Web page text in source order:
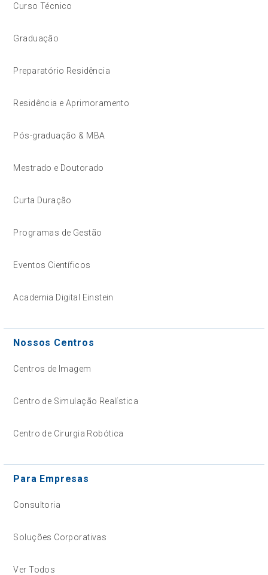
Curso Técnico
Graduação
Preparatório Residência
Residência e Aprimoramento
Pós-graduação & MBA
Mestrado e Doutorado
Curta Duração
Programas de Gestão
Eventos Científicos
Academia Digital Einstein
Nossos Centros
Centros de Imagem
Centro de Simulação Realística
Centro de Cirurgia Robótica
Para Empresas
Consultoria
Soluções Corporativas
Ver Todos